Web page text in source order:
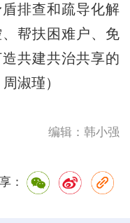
排查和疏导化解
帮扶困难户、免
共建共治共享的
淑瑾）
编辑：韩小强
：